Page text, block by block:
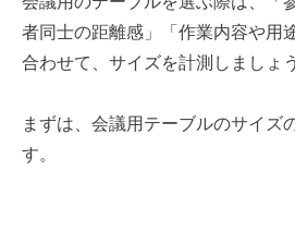
者同士の距離感」「作業内容や用
合わせて、サイズを計測しましょう
まずは、会議用テーブルのサイズ
す。